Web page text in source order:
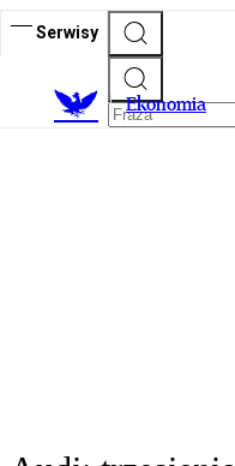
Serwisy
Ekonomia